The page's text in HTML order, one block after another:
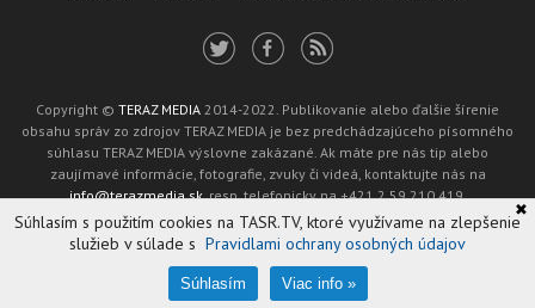
Copyright © TERAZ MEDIA 2014-2022. Publikovanie alebo ďalšie šírenie
obsahu správ zo zdrojov TERAZ MEDIA je bez predchádzajúceho písomného
súhlasu TERAZ MEDIA výslovne zakázané. Ak máte pre nás tip alebo
zaujímavé informácie, fotografie, zvuky či videá, kontaktujte nás na
info@terazmedia.sk, resp. telefonicky na +421 2 59 210 419.
Žiadosť o zverejnenie opravy v zmysle zákona o publikáciách je možné zaslať
na adresu oprava@tasr.sk.
Oznámenie prevádzkovateľa podľa § 11a zákona č. 265/2022 Z. z.
Súhlasím s použitím cookies na TASR.TV, ktoré využívame na zlepšenie
služieb v súlade s Pravidlami ochrany osobných údajov
Súhlasím Viac info »
✖